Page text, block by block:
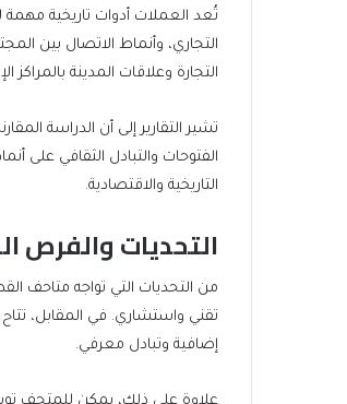
تُعد العملات أدوات تاريخية
التجاري، وأنماط الاتصال بين
التجارة وعلاقات المدينة بالمراكز
تشير التقارير إلى أن الدراسة
الفتوحات والتبادل الثقافي على
التاريخية والاقتصادية.
التحديات والفرص
من التحديات التي تواجه متاحف
تقني واستشاري. في المقابل،
إضافية وتبادل معرفي.